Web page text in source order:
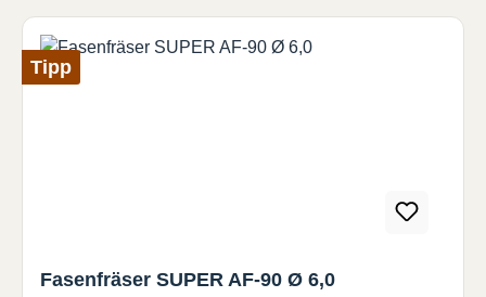
Tipp
Fasenfräser SUPER AF-90 Ø 6,0